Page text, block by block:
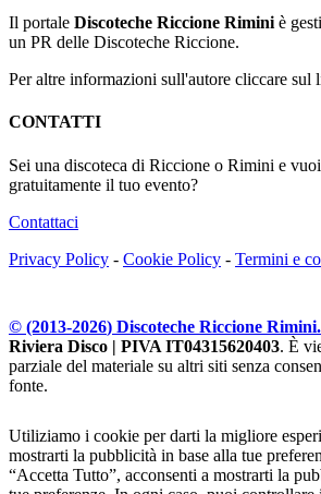
Il portale Discoteche Riccione Rimini è
un PR delle Discoteche Riccione.
Per altre informazioni sull'autore cliccare sul
CONTATTI
Sei una discoteca di Riccione o Rimini e
gratuitamente il tuo evento?
Contattaci
Privacy Policy - Cookie Policy - Termini e
© (2013-2026) Discoteche Riccione Rimini.
Riviera Disco | PIVA IT04315620403. È
parziale del materiale su altri siti senza
fonte.
Utiliziamo i cookie per darti la migliore
mostrarti la pubblicità in base alla tue
“Accetta Tutto”, acconsenti a mostrarti la